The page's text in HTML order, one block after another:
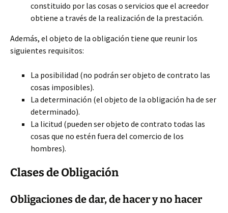
constituido por las cosas o servicios que el acreedor
obtiene a través de la realización de la prestación.
Además, el objeto de la obligación tiene que reunir los
siguientes requisitos:
La posibilidad (no podrán ser objeto de contrato las
cosas imposibles).
La determinación (el objeto de la obligación ha de ser
determinado).
La licitud (pueden ser objeto de contrato todas las
cosas que no estén fuera del comercio de los
hombres).
Clases de Obligación
Obligaciones de dar, de hacer y no hacer